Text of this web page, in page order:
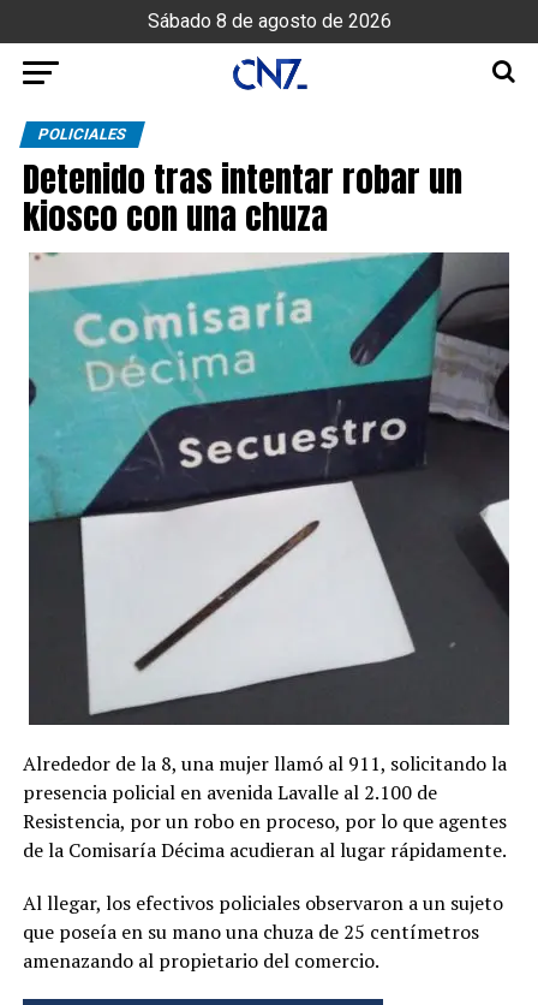
Sábado 8 de agosto de 2026
POLICIALES
Detenido tras intentar robar un
kiosco con una chuza
Alrededor de la 8, una mujer llamó al 911, solicitando la
presencia policial en avenida Lavalle al 2.100 de
Resistencia, por un robo en proceso, por lo que agentes
de la Comisaría Décima acudieran al lugar rápidamente.
Al llegar, los efectivos policiales observaron a un sujeto
que poseía en su mano una chuza de 25 centímetros
amenazando al propietario del comercio.